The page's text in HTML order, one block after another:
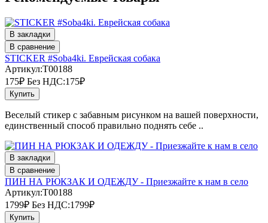
В закладки
В сравнение
STICKER #Soba4ki. Еврейская собака
Артикул:T00188
175₽ Без НДС:175₽
Купить
Веселый стикер с забавным рисунком на вашей поверхности,
единственный способ правильно поднять себе ..
В закладки
В сравнение
ПИН НА РЮКЗАК И ОДЕЖДУ - Приезжайте к нам в село
Артикул:T00188
1799₽ Без НДС:1799₽
Купить